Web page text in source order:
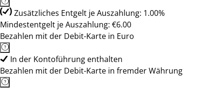
Zusätzliches Entgelt je Auszahlung: 1.00%
Mindestentgelt je Auszahlung: €6.00
Bezahlen mit der Debit-Karte in Euro
In der Kontoführung enthalten
Bezahlen mit der Debit-Karte in fremder Währung